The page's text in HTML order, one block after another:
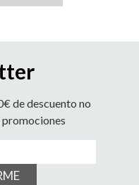
de descuento no